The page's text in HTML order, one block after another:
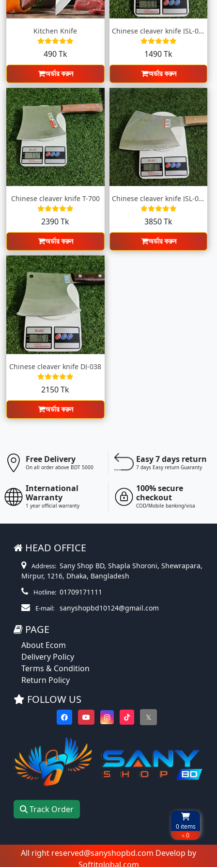
0items
৳ 0
Kitchen Knife
490 Tk
অর্ডার করুন
Chinese cleaver knife JSL-010
1490 Tk
অর্ডার করুন
Chinese cleaver knife T-700
2390 Tk
অর্ডার করুন
Chinese cleaver knife JSL-001
3850 Tk
অর্ডার করুন
Chinese cleaver knife DJ-038
2150 Tk
অর্ডার করুন
Free Delivery
On all order above BDT 5000
Easy 7 days return
7 days Easy return Guaranty
International
Warranty
1 year official warranty
100% secure
checkout
COD/Mobile banking/visa
HEAD OFFICE
Address: Sany Shop BD, Shapla Shoroni, Shewrapara,
Mirpur, 1216, Dhaka, Bangladesh
Hotline: 01709171111
E-mail: sanyshopbd10124@gmail.com
PAGE
About Ecom
Delivery Policy
Terms & Condition
Return Policy
FOLLOW US
𝕏
Track Order
All right reserved@sanyshopbd.com Develop by
Softitglobal.com